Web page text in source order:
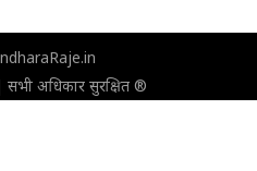
अधिकार सुरक्षित ®